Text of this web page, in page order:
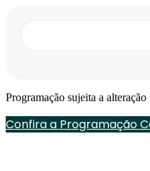
Programação sujeita a alteração
Confira a Programação